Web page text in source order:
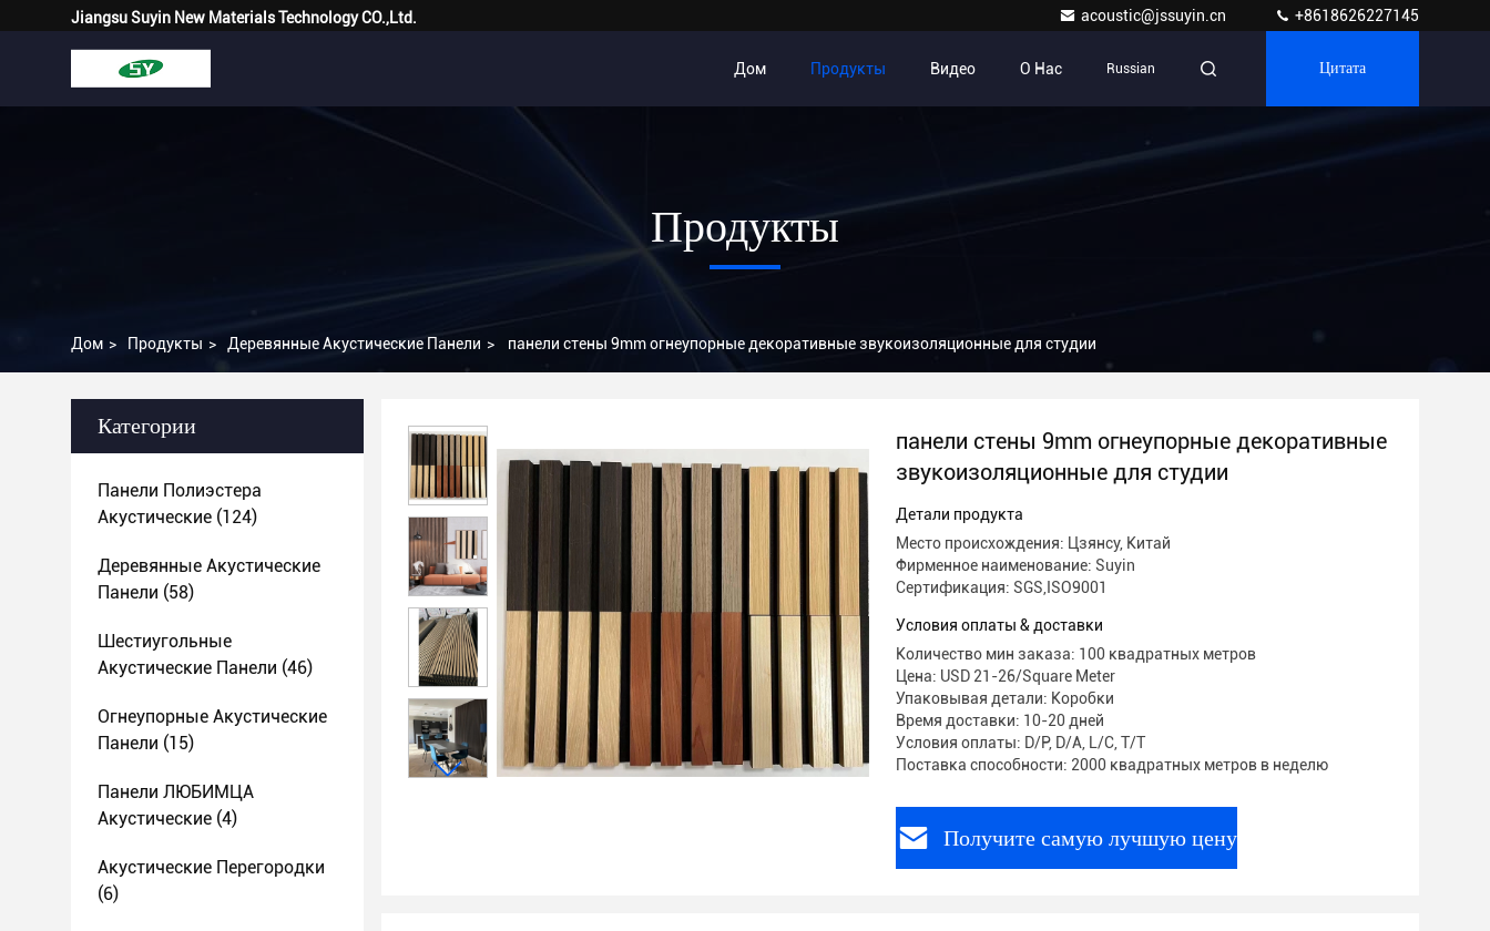
Jiangsu Suyin New Materials Technology CO.,Ltd. acoustic@jssuyin.cn +8618626227145
Дом Продукты Видео О Нас Russian Цитата
Продукты
Дом > Продукты > Деревянные Акустические Панели > панели стены 9mm огнеупорные декоративные звукоизоляционные для студии
Категории
Панели Полиэстера
Акустические (124)
Деревянные Акустические
Панели (58)
Шестиугольные
Акустические Панели (46)
Огнеупорные Акустические
Панели (15)
Панели ЛЮБИМЦА
Акустические (4)
Акустические Перегородки
(6)
панели стены 9mm огнеупорные декоративные
звукоизоляционные для студии
Детали продукта
Место происхождения: Цзянсу, Китай
Фирменное наименование: Suyin
Сертификация: SGS,ISO9001
Условия оплаты & доставки
Количество мин заказа: 100 квадратных метров
Цена: USD 21-26/Square Meter
Упаковывая детали: Коробки
Время доставки: 10-20 дней
Условия оплаты: D/P, D/A, L/C, T/T
Поставка способности: 2000 квадратных метров в неделю
Получите самую лучшую цену